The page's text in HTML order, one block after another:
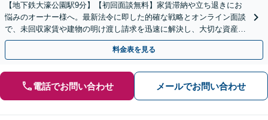
【地下鉄大濠公園駅9分】【初回面談無料】家賃滞納や立ち退きにお
悩みのオーナー様へ。最新法令に即した的確な戦略とオンライン面談
で、未回収家賃や建物の明け渡し請求を迅速に解決し、大切な資産を
守ります！【夜間面談可】
料金表を見る
電話でお問い合わせ メールでお問い合わせ